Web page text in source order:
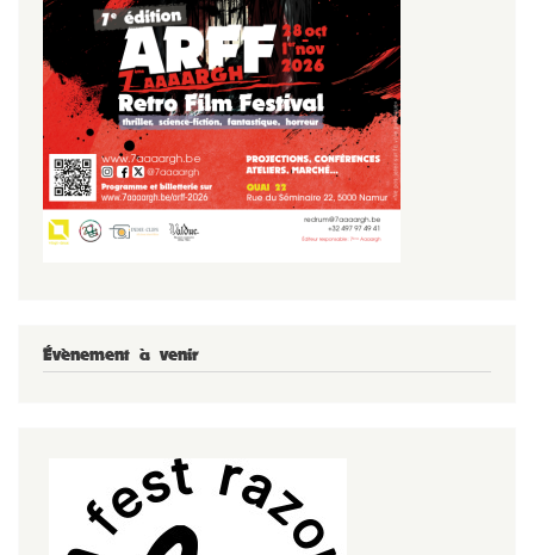
Évènement à venir